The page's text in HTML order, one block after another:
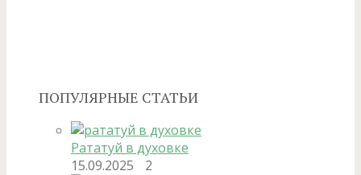
ПОПУЛЯРНЫЕ СТАТЬИ
Рататуй в духовке
15.09.2025
2